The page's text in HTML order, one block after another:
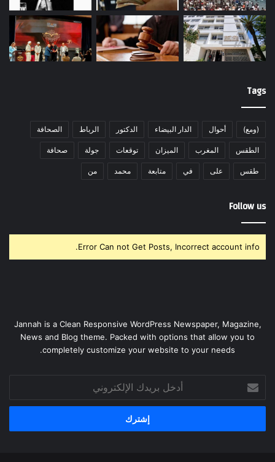
Tags
(ومع) أحوال الدار البيضاء الدكتور الرباط الصحافة
الطقس المغرب الميزان توقعات جولة صحافة
طقس على في متابعة محمد من
Follow us
Error Can not Get Posts, Incorrect account info.
Jannah is a Clean Responsive WordPress Newspaper, Magazine,
News and Blog theme. Packed with options that allow you to
completely customize your website to your needs.
بريدك
الإلكتروني